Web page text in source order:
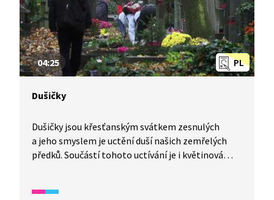
PL
04:25
Dušičky
Dušičky jsou křesťanským svátkem zesnulých
a jeho smyslem je uctění duší našich zemřelých
předků. Součástí tohoto uctívání je i květinová